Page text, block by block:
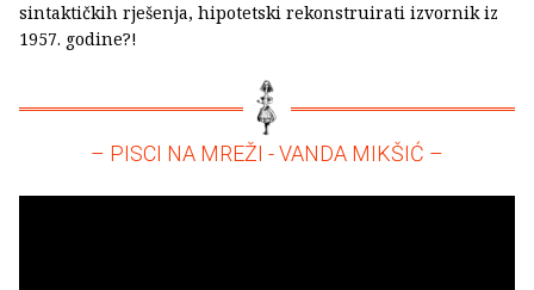
sintaktičkih rješenja, hipotetski rekonstruirati izvornik iz
1957. godine?!
– PISCI NA MREŽI - VANDA MIKŠIĆ –